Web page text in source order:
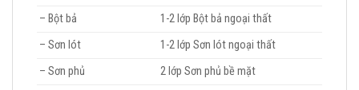
– Bột bả
1-2 lớp Bột bả ngoại thất
– Sơn lót
1-2 lớp Sơn lót ngoại thất
– Sơn phủ
2 lớp Sơn phủ bề mặt